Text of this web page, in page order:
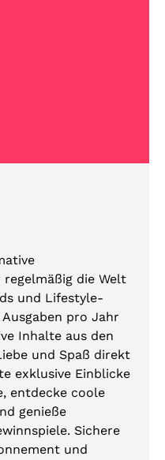
die Welt
und Lifestyle-
pro Jahr
Inhalte aus den
und Spaß direkt
exklusive Einblicke
entdecke coole
genieße
Sichere
und